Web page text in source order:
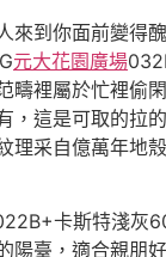
面前變得醜
元大花園廣場
疇裡屬於忙裡偷
，這是可取的拉
理采自億萬年地
卡斯特淺灰
陽臺，適合親朋